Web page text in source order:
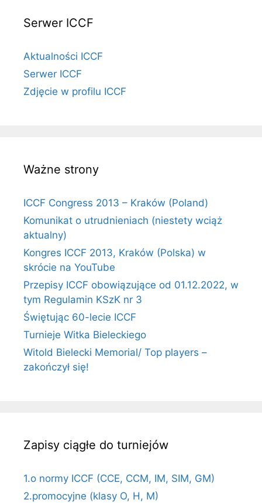
Serwer ICCF
Aktualności ICCF
Serwer ICCF
Zdjęcie w profilu ICCF
Ważne strony
ICCF Congress 2013 – Kraków (Poland)
Komunikat o utrudnieniach (niestety wciąż
aktualny)
Kongres ICCF 2013, Kraków (Polska) w
skrócie na YouTube
Przepisy ICCF obowiązujące od 01.12.2022, w
tym Regulamin KSzK nr 3
Świętując 60-lecie ICCF
Turnieje Witka Bieleckiego
Witold Bielecki Memorial/ Top players –
zakończył się!
Zapisy ciągłe do turniejów
1.o normy ICCF (CCE, CCM, IM, SIM, GM)
2.promocyjne (klasy O, H, M)